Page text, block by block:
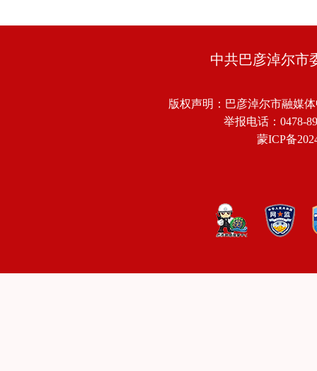
中共巴彦淖尔市
版权声明：巴彦淖尔市融媒
举报电话：0478-
蒙ICP备